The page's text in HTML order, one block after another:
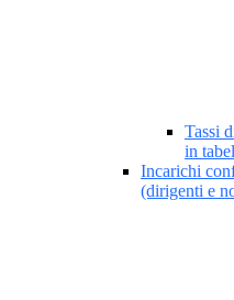
Tassi
in
Incarichi
(dirigenti e